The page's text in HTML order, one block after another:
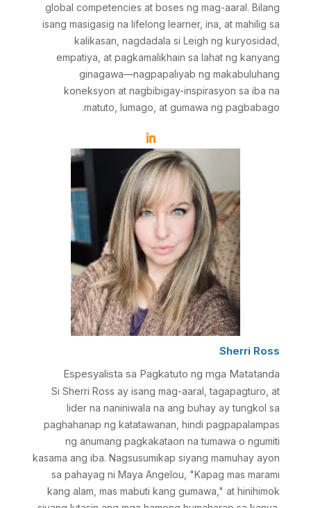
global competencies at boses ng mag-aaral. Bilang
isang masigasig na lifelong learner, ina, at mahilig sa
kalikasan, nagdadala si Leigh ng kuryosidad,
empatiya, at pagkamalikhain sa lahat ng kanyang
ginagawa—nagpapaliyab ng makabuluhang
koneksyon at nagbibigay-inspirasyon sa iba na
matuto, lumago, at gumawa ng pagbabago.
Sherri Ross
Espesyalista sa Pagkatuto ng mga Matatanda
Si Sherri Ross ay isang mag-aaral, tagapagturo, at
lider na naniniwala na ang buhay ay tungkol sa
paghahanap ng katatawanan, hindi pagpapalampas
ng anumang pagkakataon na tumawa o ngumiti
kasama ang iba. Nagsusumikap siyang mamuhay ayon
sa pahayag ni Maya Angelou, "Kapag mas marami
kang alam, mas mabuti kang gumawa," at hinihimok